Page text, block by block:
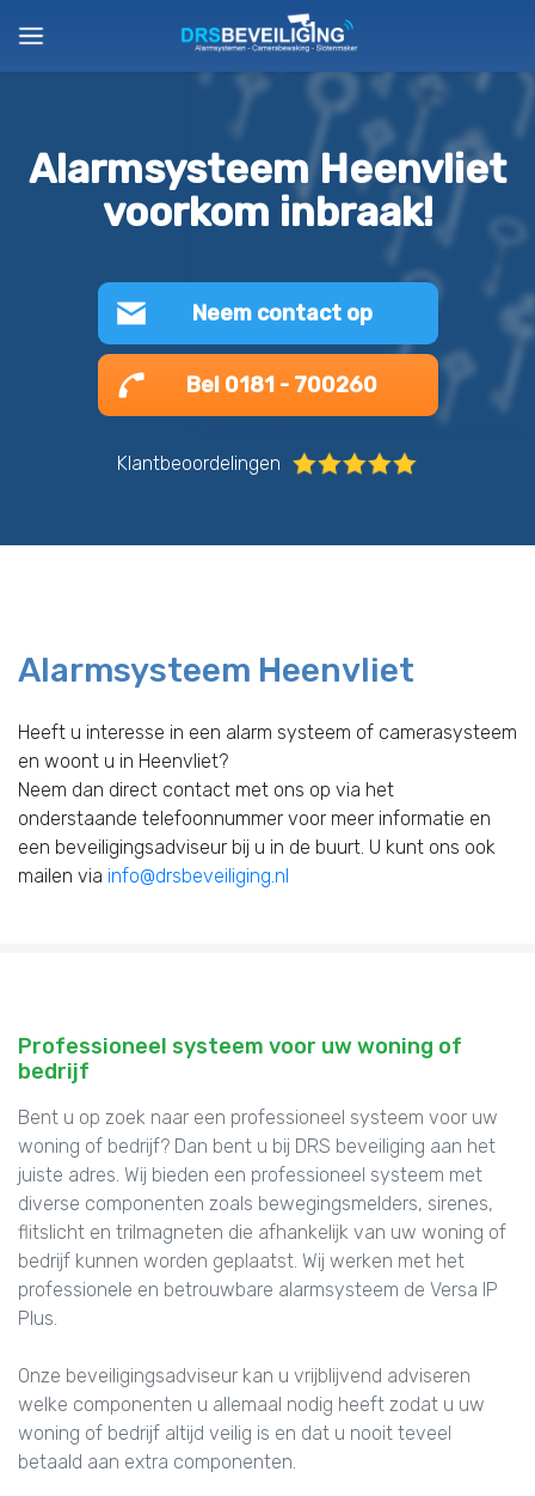
Alarmsysteem Heenvliet
voorkom inbraak!
Neem contact op
Bel 0181 - 700260
Klantbeoordelingen
Alarmsysteem Heenvliet
Heeft u interesse in een alarm systeem of camerasysteem
en woont u in Heenvliet?
Neem dan direct contact met ons op via het
onderstaande telefoonnummer voor meer informatie en
een beveiligingsadviseur bij u in de buurt. U kunt ons ook
mailen via info@drsbeveiliging.nl
Professioneel systeem voor uw woning of
bedrijf
Bent u op zoek naar een professioneel systeem voor uw
woning of bedrijf? Dan bent u bij DRS beveiliging aan het
juiste adres. Wij bieden een professioneel systeem met
diverse componenten zoals bewegingsmelders, sirenes,
flitslicht en trilmagneten die afhankelijk van uw woning of
bedrijf kunnen worden geplaatst. Wij werken met het
professionele en betrouwbare alarmsysteem de Versa IP
Plus.
Onze beveiligingsadviseur kan u vrijblijvend adviseren
welke componenten u allemaal nodig heeft zodat u uw
woning of bedrijf altijd veilig is en dat u nooit teveel
betaald aan extra componenten.